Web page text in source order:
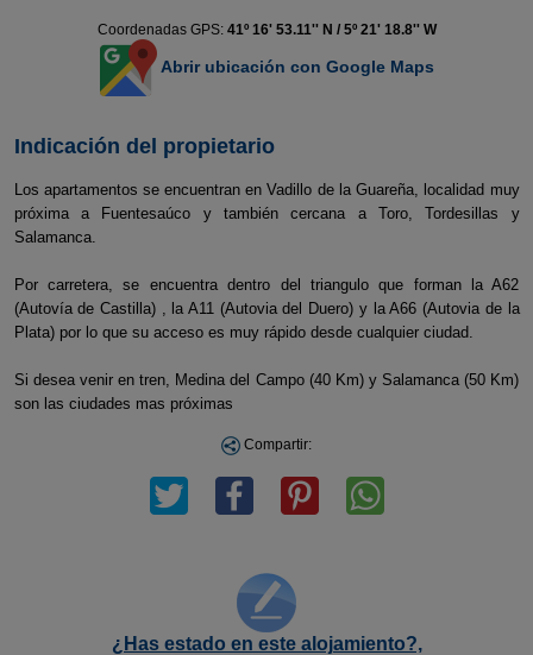
Coordenadas GPS: 41º 16' 53.11'' N / 5º 21' 18.8'' W
Abrir ubicación con Google Maps
Indicación del propietario
Los apartamentos se encuentran en Vadillo de la Guareña, localidad muy
próxima a Fuentesaúco y también cercana a Toro, Tordesillas y
Salamanca.
Por carretera, se encuentra dentro del triangulo que forman la A62
(Autovía de Castilla) , la A11 (Autovia del Duero) y la A66 (Autovia de la
Plata) por lo que su acceso es muy rápido desde cualquier ciudad.
Si desea venir en tren, Medina del Campo (40 Km) y Salamanca (50 Km)
son las ciudades mas próximas
Compartir:
¿Has estado en este alojamiento?,